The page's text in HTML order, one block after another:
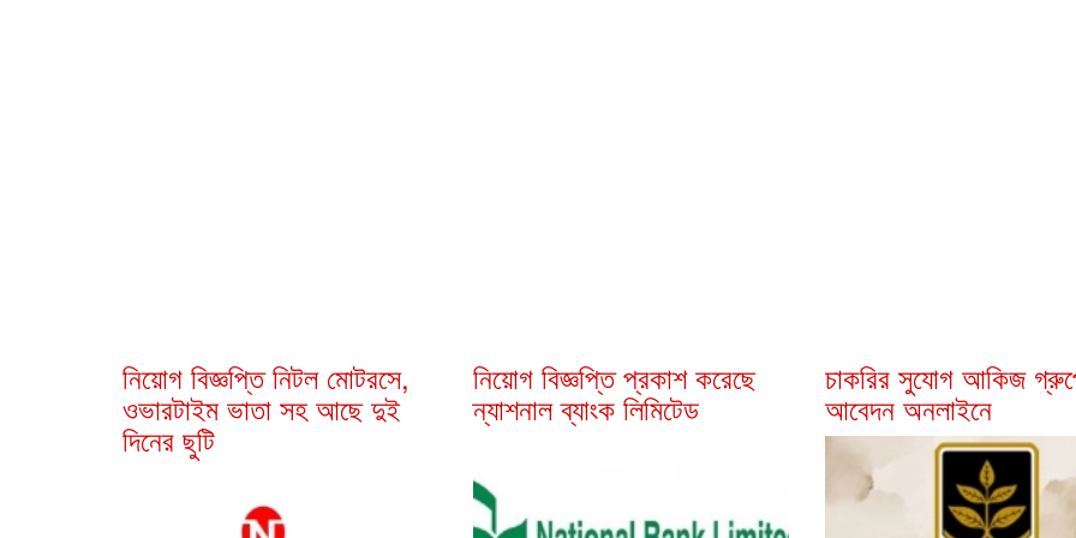
নিয়োগ বিজ্ঞপ্তি নিটল মোটরসে,
ওভারটাইম ভাতা সহ আছে দুই
দিনের ছুটি
নিয়োগ বিজ্ঞপ্তি প্রকাশ করেছে
ন্যাশনাল ব্যাংক লিমিটেড
চাকরির সুযোগ আকিজ
আবেদন অনলাইনে